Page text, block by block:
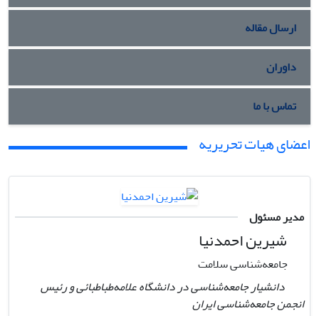
ارسال مقاله
داوران
تماس با ما
اعضای هیات تحریریه
مدیر مسئول
شیرین احمدنیا
جامعه‌شناسی سلامت
دانشیار جامعه‌شناسی در دانشگاه علامه‌طباطبائی و رئیس
انجمن جامعه‌شناسی ایران